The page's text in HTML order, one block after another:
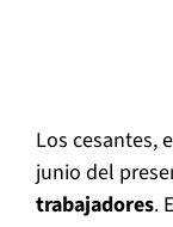
Los cesantes,
junio del
trabajadores.